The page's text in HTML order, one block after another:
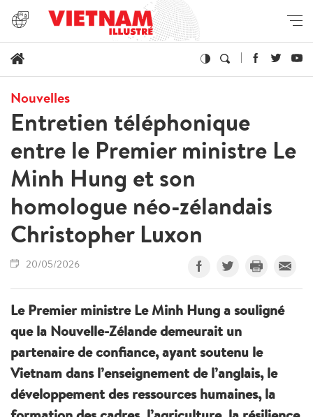
Nouvelles
Entretien téléphonique
entre le Premier ministre Le
Minh Hung et son
homologue néo-zélandais
Christopher Luxon
20/05/2026
Le Premier ministre Le Minh Hung a souligné
que la Nouvelle-Zélande demeurait un
partenaire de confiance, ayant soutenu le
Vietnam dans l’enseignement de l’anglais, le
développement des ressources humaines, la